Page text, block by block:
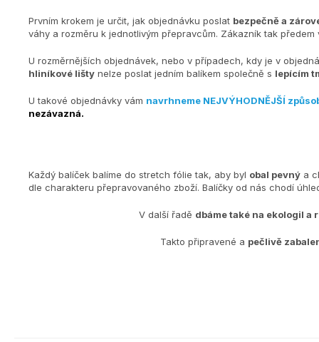
Prvním krokem je určit, jak objednávku poslat bezpečně a
váhy a rozměru k jednotlivým přepravcům. Zákazník tak
U rozměrnějších objednávek, nebo v případech, kdy je v
hliníkové lišty nelze poslat jedním balíkem společně s lepícím
U takové objednávky vám navrhneme NEJVÝHODNĚJŠÍ
nezávazná.
Každý balíček balíme do stretch fólie tak, aby byl obal pevný a
dle charakteru přepravovaného zboží. Balíčky od nás chodí
V další řadě dbáme také na ekologiI a
Takto připravené a pečlivě